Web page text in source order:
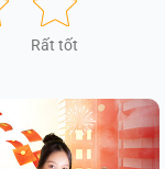
Rất tốt